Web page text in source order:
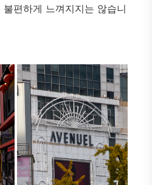
편하게 느껴지지는 않습니